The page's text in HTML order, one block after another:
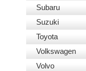
Subaru
Suzuki
Toyota
Volkswagen
Volvo